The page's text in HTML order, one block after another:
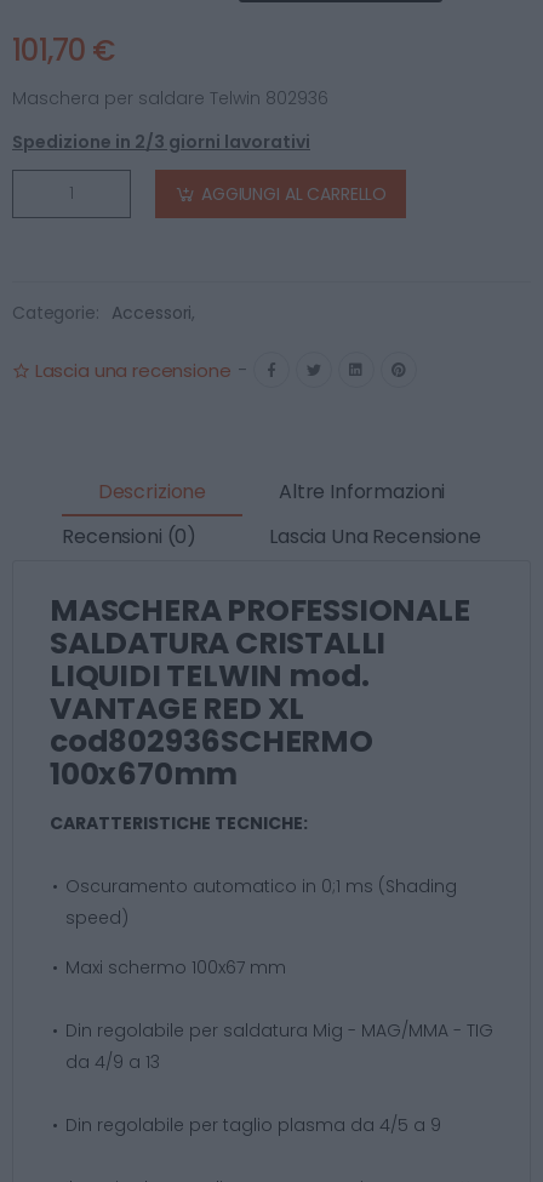
101,70 €
Maschera per saldare Telwin 802936
Spedizione in 2/3 giorni lavorativi
AGGIUNGI AL CARRELLO
Categorie: Accessori,
Lascia una recensione -
Descrizione
Altre Informazioni
Recensioni (0)
Lascia Una Recensione
MASCHERA PROFESSIONALE
SALDATURA CRISTALLI
LIQUIDI TELWIN mod.
VANTAGE RED XL
cod802936SCHERMO
100x670mm
CARATTERISTICHE TECNICHE:
Oscuramento automatico in 0;1 ms (Shading
speed)
Maxi schermo 100x67 mm
Din regolabile per saldatura Mig - MAG/MMA - TIG
da 4/9 a 13
Din regolabile per taglio plasma da 4/5 a 9